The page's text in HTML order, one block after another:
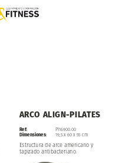
Ref:
Dimensiones:
PI16900.00
19,5 x 60 x 55 cm
Estructura de arce americano y
tapizado antibacteriano.
ARCO ALIGN-PILATES